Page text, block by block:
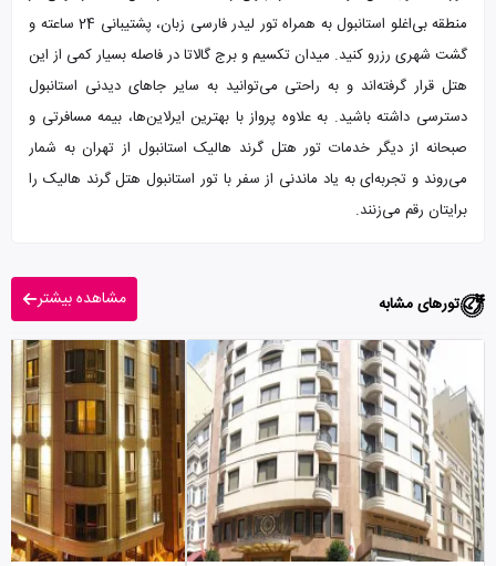
منطقه بی‌اغلو استانبول به همراه تور لیدر فارسی زبان، پشتیبانی 24 ساعته و
گشت شهری رزرو کنید. میدان تکسیم و برج گالاتا در فاصله بسیار کمی از این
هتل قرار گرفته‌اند و به راحتی می‌توانید به سایر جاهای دیدنی استانبول
دسترسی داشته باشید. به علاوه پرواز با بهترین ایرلاین‌ها، بیمه مسافرتی و
صبحانه از دیگر خدمات تور هتل گرند هالیک استانبول از تهران به شمار
می‌روند و تجربه‌ای به یاد ماندنی از سفر با تور استانبول هتل گرند هالیک را
برایتان رقم می‌زنند.
تورهای مشابه مشاهده بیشتر